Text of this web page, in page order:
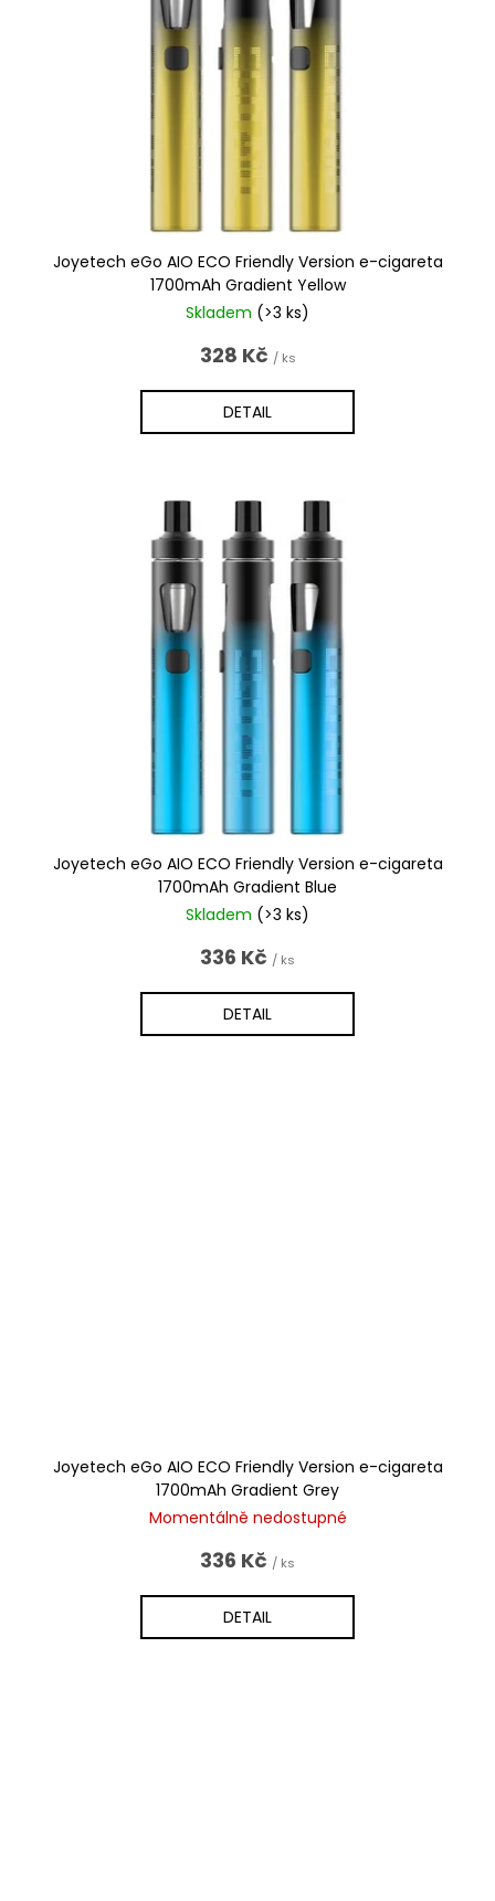
Joyetech eGo AIO ECO Friendly Version e-cigareta
1700mAh Gradient Yellow
Skladem (>3 ks)
328 Kč / ks
DETAIL
Joyetech eGo AIO ECO Friendly Version e-cigareta
1700mAh Gradient Blue
Skladem (>3 ks)
336 Kč / ks
DETAIL
Joyetech eGo AIO ECO Friendly Version e-cigareta
1700mAh Gradient Grey
Momentálně nedostupné
336 Kč / ks
DETAIL